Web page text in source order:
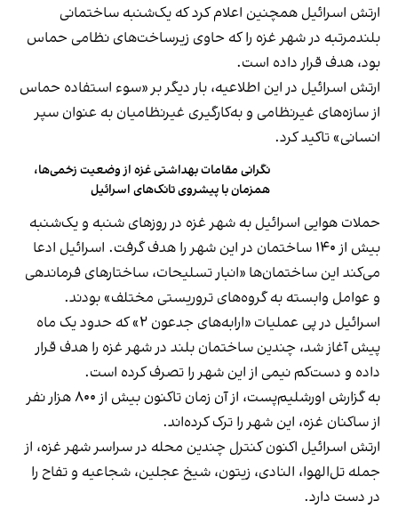
ارتش اسرائیل همچنین اعلام کرد که یک‌شنبه ساختمانی
بلندمرتبه در شهر غزه را که حاوی زیرساخت‌های نظامی حماس
بود، هدف قرار داده است.
ارتش اسرائیل در این اطلاعیه، بار دیگر بر «سوء استفاده حماس
از سازه‌های غیرنظامی و به‌کارگیری غیرنظامیان به عنوان سپر
انسانی» تاکید کرد.
نگرانی مقامات بهداشتی غزه از وضعیت زخمی‌ها،
همزمان با پیشروی تانک‌های اسرائیل
حملات هوایی اسرائیل به شهر غزه در روزهای شنبه و یک‌شنبه
بیش از ۱۴۰ ساختمان در این شهر را هدف گرفت. اسرائیل ادعا
می‌کند این ساختمان‌ها «انبار تسلیحات، ساختارهای فرماندهی
و عوامل وابسته به گروه‌های تروریستی مختلف» بودند.
اسرائیل در پی عملیات «ارابه‌های جدعون ۲» که حدود یک ماه
پیش آغاز شد، چندین ساختمان بلند در شهر غزه را هدف قرار
داده و دست‌کم نیمی از این شهر را تصرف کرده است.
به گزارش اورشلیم‌پست، از آن زمان تاکنون بیش از ۸۰۰ هزار نفر
از ساکنان غزه، این شهر را ترک کرده‌اند.
ارتش اسرائیل اکنون کنترل چندین محله در سراسر شهر غزه، از
جمله تل‌الهوا، النادی، زیتون، شیخ عجلین، شجاعیه و تفاح را
در دست دارد.